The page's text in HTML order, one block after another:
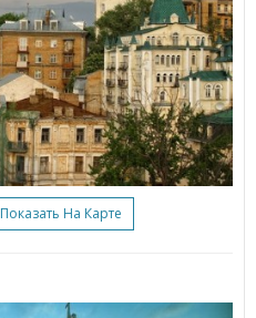
Показать На Карте